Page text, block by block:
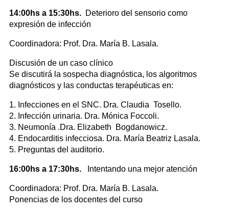
14:00hs a 15:30hs. Deterioro del sensorio como
expresión de infección
Coordinadora: Prof. Dra. María B. Lasala.
Discusión de un caso clínico
Se discutirá la sospecha diagnóstica, los algoritmos
diagnósticos y las conductas terapéuticas en:
1. Infecciones en el SNC. Dra. Claudia Tosello.
2. Infección urinaria. Dra. Mónica Foccoli.
3. Neumonía .Dra. Elizabeth Bogdanowicz.
4. Endocarditis infecciosa. Dra. María Beatriz Lasala.
5. Preguntas del auditorio.
16:00hs a 17:30hs. Intentando una mejor atención
Coordinadora: Prof. Dra. María B. Lasala.
Ponencias de los docentes del curso